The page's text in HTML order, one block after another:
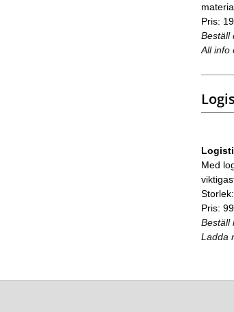
Pris:
Beställ
All info
Med
Pris:
Beställ
Ladda